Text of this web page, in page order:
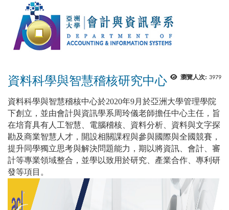
瀏覽人次: 3979
資料科學與智慧稽核研究中心
資料科學與智慧稽核中心於2020年9月於亞洲大學管理學院
下創立，並由會計與資訊學系周玲儀老師擔任中心主任，旨
在培育具有人工智慧、電腦稽核、資料分析、資料與文字探
勘及商業智慧人才，開設相關課程與參與國際與全國競賽，
提升同學獨立思考與解決問題能力，期以將資訊、會計、審
計等專業領域整合，並學以致用於研究、產業合作、專利研
發等項目。